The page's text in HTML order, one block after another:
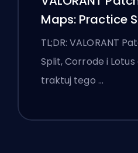
Maps: Practice
and Lotus
TL;DR: VALORANT
Split, Corrode i Lotus
traktuj tego …